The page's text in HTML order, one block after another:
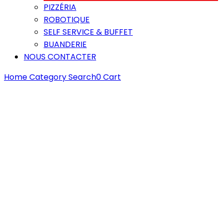
PIZZÉRIA
ROBOTIQUE
SELF SERVICE & BUFFET
BUANDERIE
NOUS CONTACTER
HomeCategorySearch0Cart